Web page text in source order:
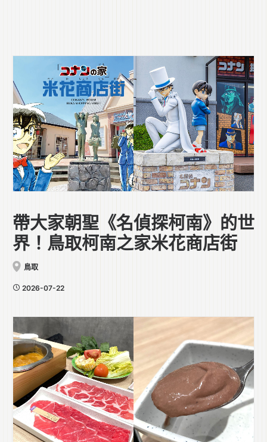
帶大家朝聖《名偵探柯南》的世
界！鳥取柯南之家米花商店街
鳥取
2026-07-22